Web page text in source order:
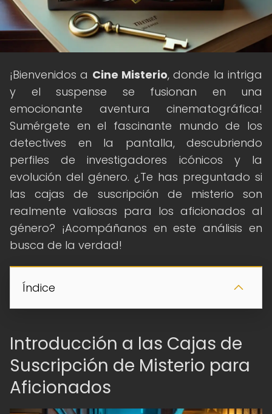
¡Bienvenidos a Cine Misterio, donde la intriga
y el suspense se fusionan en una
emocionante aventura cinematográfica!
Sumérgete en el fascinante mundo de los
detectives en la pantalla, descubriendo
perfiles de investigadores icónicos y la
evolución del género. ¿Te has preguntado si
las cajas de suscripción de misterio son
realmente valiosas para los aficionados al
género? ¡Acompáñanos en este análisis en
busca de la verdad!
Índice
Introducción a las Cajas de
Suscripción de Misterio para
Aficionados